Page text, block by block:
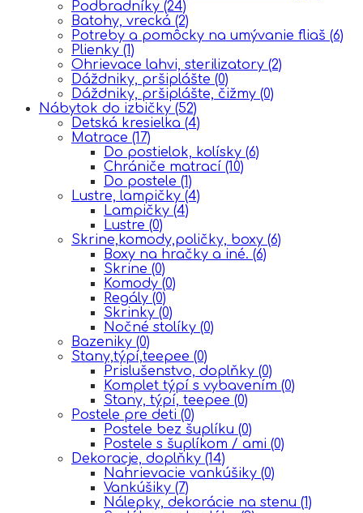
Podbradníky (24)
Batohy, vrecká (2)
Potreby a pomôcky na umývanie fliaš (6)
Plienky (1)
Ohrievace lahvi, sterilizatory (2)
Dáždniky, pršiplášte (0)
Dáždniky, pršiplášte, čižmy (0)
Nábytok do izbičky (52)
Detská kresielka (4)
Matrace (17)
Do postielok, kolísky (6)
Chrániče matrací (10)
Do postele (1)
Lustre, lampičky (4)
Lampičky (4)
Lustre (0)
Skrine,komody,poličky, boxy (6)
Boxy na hračky a iné. (6)
Skrine (0)
Komody (0)
Regály (0)
Skrinky (0)
Nočné stolíky (0)
Bazeniky (0)
Stany,týpí,teepee (0)
Prislušenstvo, doplňky (0)
Komplet týpí s vybavením (0)
Stany, týpí, teepee (0)
Postele pre deti (0)
Postele bez šuplíku (0)
Postele s šuplíkom / ami (0)
Dekoracje, doplňky (14)
Nahrievacie vankúšiky (0)
Vankúšiky (7)
Nálepky, dekorácie na stenu (1)